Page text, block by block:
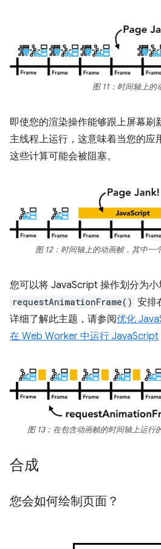
图 11：时间轴上的
即使您的渲染操作能够跟上屏幕刷
主线程上运行，这意味着当您的应
这些计算可能会被阻塞。
图 12：时间轴上的动画帧，其中一
您可以将 JavaScript 操作划分为小
requestAnimationFrame() 安排
详细了解此主题，请参阅优化
在 Web Worker 中运行 JavaScript
图 13：在包含动画帧的时间轴上运行
合成
您会如何绘制页面？